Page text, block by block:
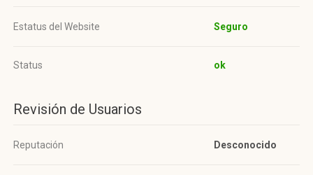
Estatus del Website Seguro
Status ok
Revisión de Usuarios
Reputación Desconocido